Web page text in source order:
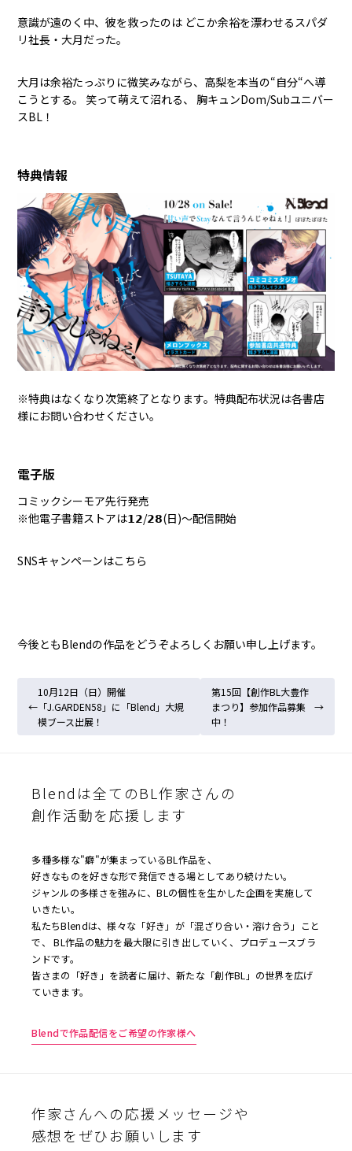
意識が遠のく中、彼を救ったのは どこか余裕を漂わせるスパダ
リ社長・大月だった。
大月は余裕たっぷりに微笑みながら、高梨を本当の“自分“へ導
こうとする――。 笑って萌えて沼れる、 胸キュンDom/Subユニバー
スBL！
特典情報
※特典はなくなり次第終了となります。特典配布状況は各書店
様にお問い合わせください。
電子版
コミックシーモア先行発売
※他電子書籍ストアは𝟭𝟮/𝟮𝟴(日)〜配信開始
SNSキャンペーンはこちら
今後ともBlendの作品をどうぞよろしくお願い申し上げます。
ナ
ビ
ゲ
シ
ョ
←
10月12日（日）開催
「J.GARDEN58」に「Blend」大規
模ブース出展！
第15回【創作BL大豊作
まつり】参加作品募集
中！
→
Blendは全てのBL作家さんの
創作活動を応援します
多種多様な"癖"が集まっているBL作品を、
好きなものを好きな形で発信できる場としてあり続けたい。
ジャンルの多様さを強みに、BLの個性を生かした企画を実施して
いきたい。
私たちBlendは、様々な「好き」が「混ざり合い・溶け合う」こと
で、 BL作品の魅力を最大限に引き出していく、プロデュースブラ
ンドです。
皆さまの「好き」を読者に届け、新たな「創作BL」の世界を広げ
ていきます。
Blendで作品配信をご希望の作家様へ
作家さんへの応援メッセージや
感想をぜひお願いします